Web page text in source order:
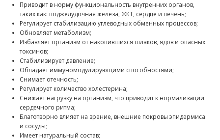
Приводит в норму функциональность внутренних органов,
таких как: поджелудочная железа, ЖКТ, сердце и печень;
Регулирует стабилизацию углеводных обменных процессов;
Обновляет метаболизм;
Избавляет организм от накопившихся шлаков, ядов и опасных
токсинов;
Стабилизирует давление;
Обладает иммуномодулирующими способностями;
Снимает отечность;
Регулирует количество холестерина;
Снижает нагрузку на организм, что приводит к нормализации
сердечного ритма;
Благотворно влияет на зрение, внешние покровы эпидермиса
и сосуды;
Имеет натуральный состав;